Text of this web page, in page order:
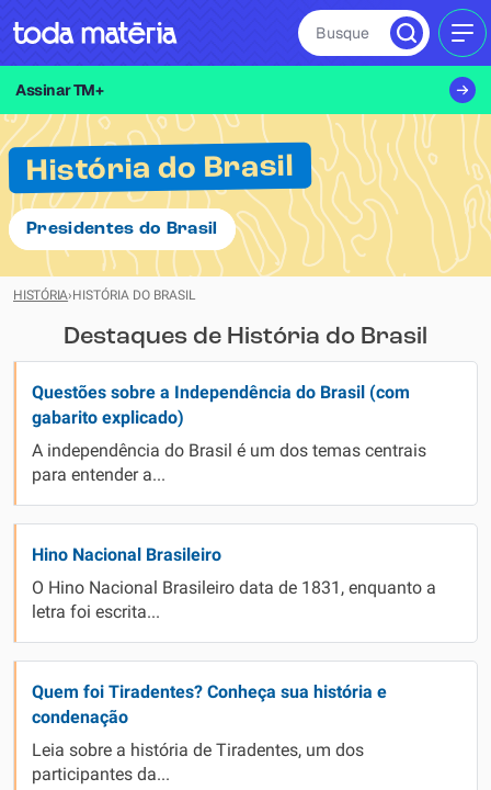
Busque
Assinar TM+
História do Brasil
Presidentes do Brasil
HISTÓRIA›HISTÓRIA DO BRASIL
Destaques de História do Brasil
Questões sobre a Independência do Brasil (com
gabarito explicado)
A independência do Brasil é um dos temas centrais
para entender a...
Hino Nacional Brasileiro
O Hino Nacional Brasileiro data de 1831, enquanto a
letra foi escrita...
Quem foi Tiradentes? Conheça sua história e
condenação
Leia sobre a história de Tiradentes, um dos
participantes da...